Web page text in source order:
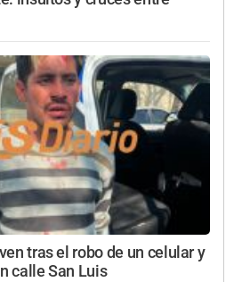
tras el robo de un celular y
calle San Luis